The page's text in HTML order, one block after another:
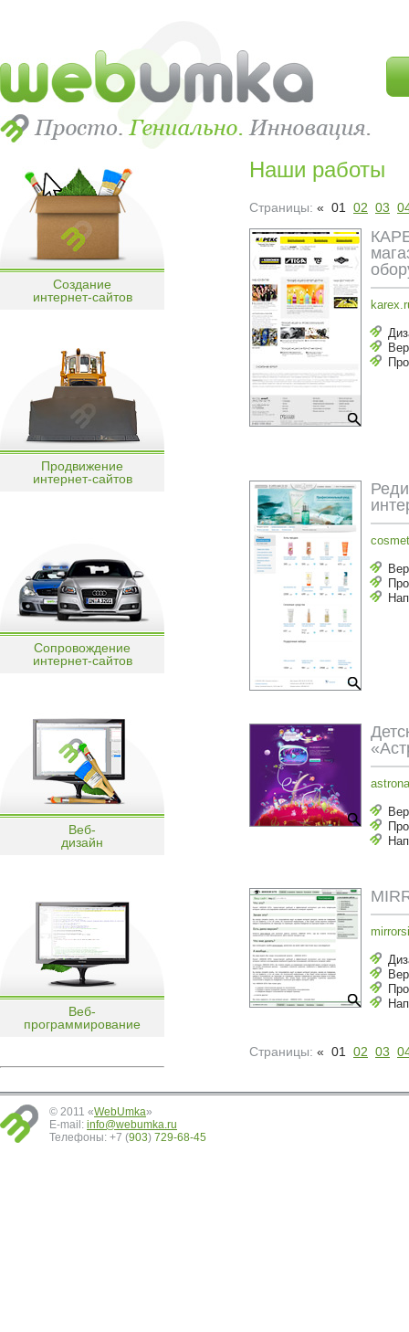
Создание
интернет-сайтов
Продвижение
интернет-сайтов
Сопровождение
интернет-сайтов
Веб-
дизайн
Веб-
программирование
Наши работы
Страницы: « 01 02 03
Страницы: « 01 02 03
© 2011 «WebUmka»
E-mail: info@webumka.ru
Телефоны: +7 (903) 729-68-45